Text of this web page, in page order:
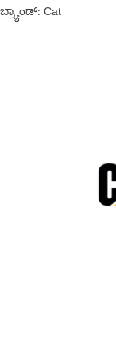
ಬ್ರ್ಯಾಂಡ್: Cat